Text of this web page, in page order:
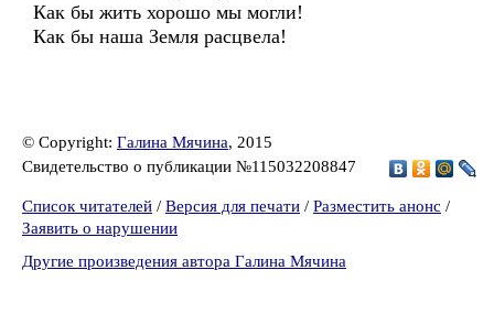
Как бы жить хорошо мы могли!
Как бы наша Земля расцвела!
© Copyright: Галина Мячина, 2015
Свидетельство о публикации №115032208847
Список читателей / Версия для печати / Разместить анонс /
Заявить о нарушении
Другие произведения автора Галина Мячина